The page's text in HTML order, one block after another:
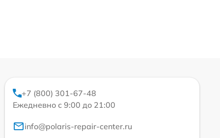
+7 (800) 301-67-48
Ежедневно с 9:00 до 21:00
info@polaris-repair-center.ru